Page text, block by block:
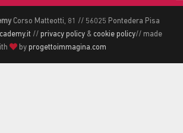
Corso Matteotti, 81 // 56025 Pontedera Pisa
// privacy policy& cookie policy// made
by progettoimmagina.com